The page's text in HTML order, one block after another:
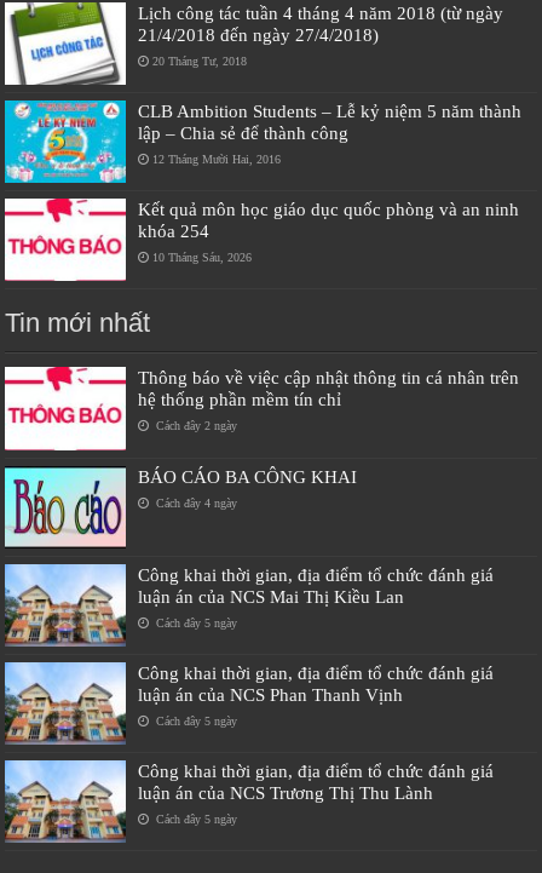
Lịch công tác tuần 4 tháng 4 năm 2018 (từ ngày
21/4/2018 đến ngày 27/4/2018)
20 Tháng Tư, 2018
CLB Ambition Students – Lễ kỷ niệm 5 năm thành
lập – Chia sẻ để thành công
12 Tháng Mười Hai, 2016
Kết quả môn học giáo dục quốc phòng và an ninh
khóa 254
10 Tháng Sáu, 2026
Tin mới nhất
Thông báo về việc cập nhật thông tin cá nhân trên
hệ thống phần mềm tín chỉ
Cách đây 2 ngày
BÁO CÁO BA CÔNG KHAI
Cách đây 4 ngày
Công khai thời gian, địa điểm tổ chức đánh giá
luận án của NCS Mai Thị Kiều Lan
Cách đây 5 ngày
Công khai thời gian, địa điểm tổ chức đánh giá
luận án của NCS Phan Thanh Vịnh
Cách đây 5 ngày
Công khai thời gian, địa điểm tổ chức đánh giá
luận án của NCS Trương Thị Thu Lành
Cách đây 5 ngày